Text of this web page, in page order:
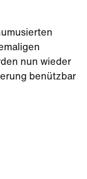
nun wieder
benützbar